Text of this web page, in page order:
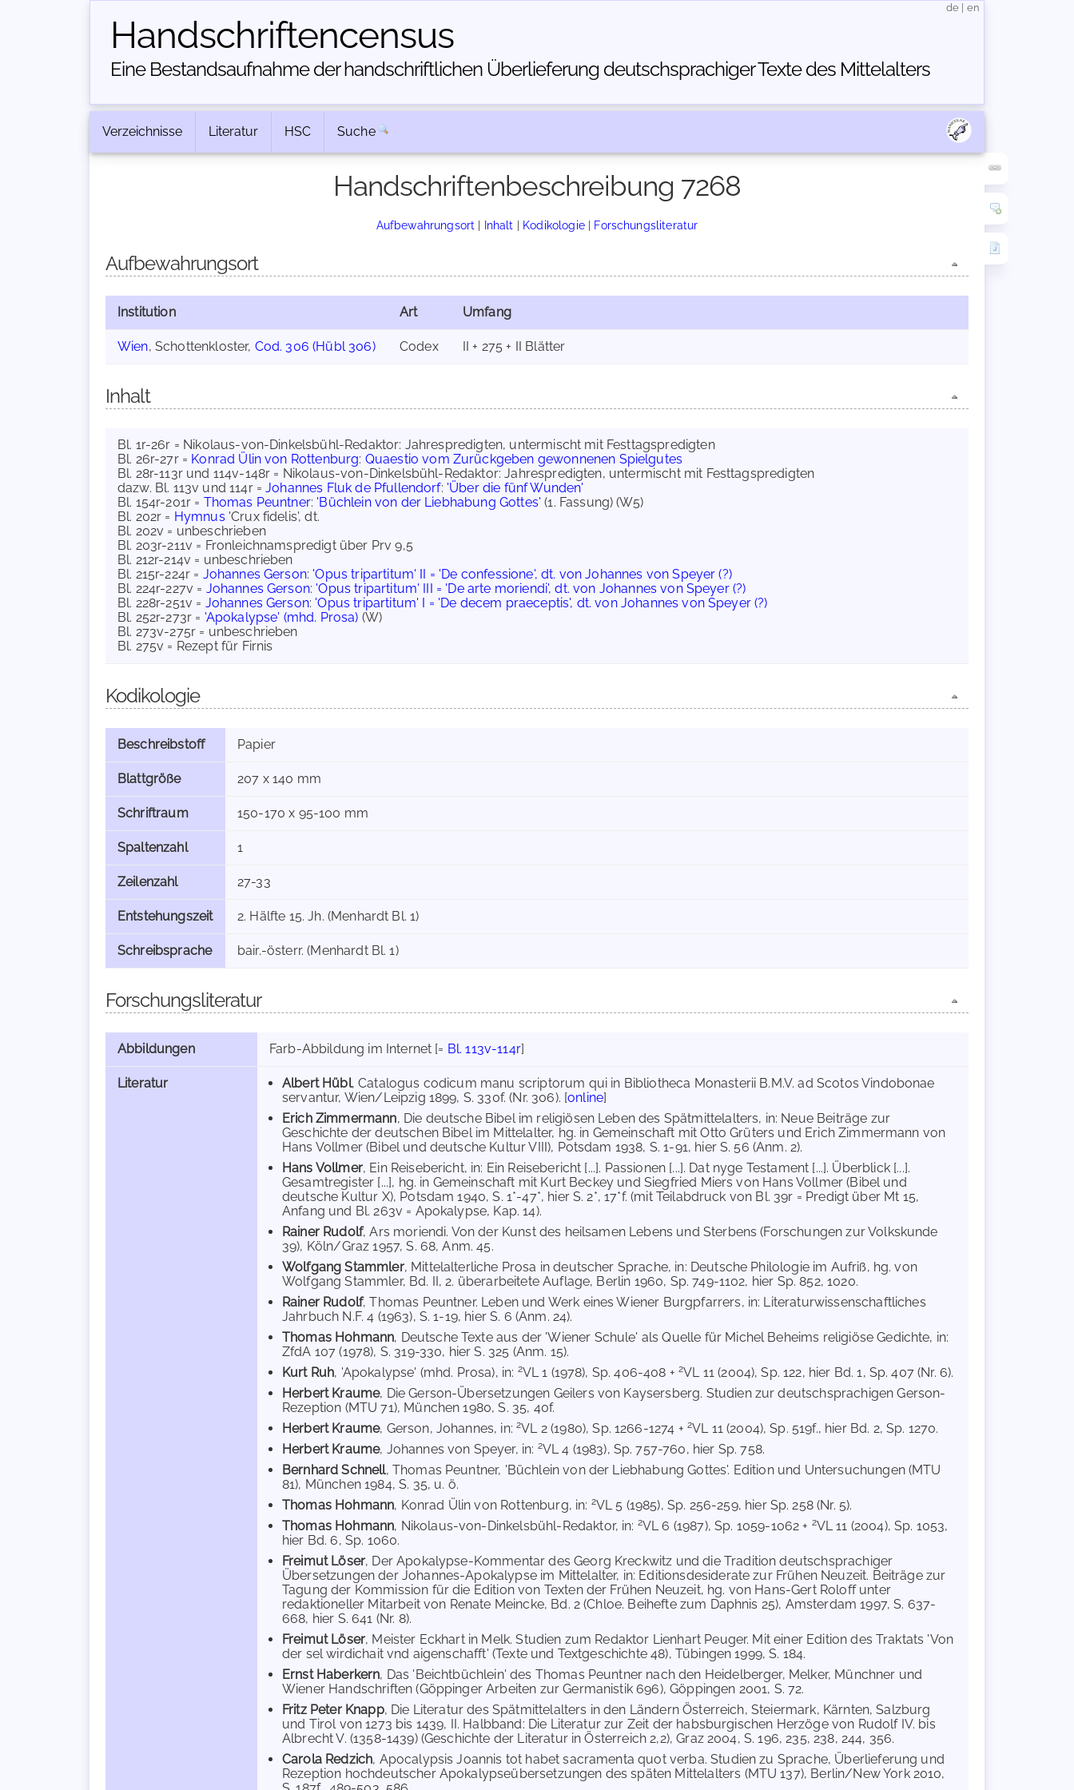
Handschriften­census
Eine Bestandsaufnahme der handschriftlichen Über­lieferung deutschsprachiger Texte des Mittelalters
de en
Verzeichnisse Literatur HSC Suche
Handschriftenbeschreibung 7268
Aufbewahrungsort | Inhalt | Kodikologie| Forschungsliteratur
Aufbewahrungsort
Institution Art Umfang
Wien, Schottenkloster, Cod. 306 (Hübl 306) Codex II + 275 + II Blätter
Inhalt
Bl. 1r-26r = Nikolaus-von-Dinkelsbühl-Redaktor: Jahrespredigten, untermischt mit Festtagspredigten
Bl. 26r-27r = Konrad Ülin von Rottenburg: Quaestio vom Zurückgeben gewonnenen Spielgutes
Bl. 28r-113r und 114v-148r = Nikolaus-von-Dinkelsbühl-Redaktor: Jahrespredigten, untermischt mit Festtagspredigten
dazw. Bl. 113v und 114r =Johannes Fluk de Pfullendorf: 'Über die fünf Wunden'
Bl. 154r-201r = Thomas Peuntner: 'Büchlein von der Liebhabung Gottes' (1. Fassung) (W5)
Bl. 202r = Hymnus 'Crux fidelis', dt.
Bl. 202v = unbeschrieben
Bl. 203r-211v = Fronleichnamspredigt über Prv 9,5
Bl. 212r-214v = unbeschrieben
Bl. 215r-224r = Johannes Gerson: 'Opus tripartitum' II = 'De confessione', dt. von Johannes von Speyer (?)
Bl. 224r-227v = Johannes Gerson: 'Opus tripartitum' III = 'De arte moriendi', dt. von Johannes von Speyer (?)
Bl. 228r-251v = Johannes Gerson: 'Opus tripartitum' I = 'De decem praeceptis', dt. von Johannes von Speyer (?)
Bl. 252r-273r = 'Apokalypse' (mhd. Prosa) (W)
Bl. 273v-275r = unbeschrieben
Bl. 275v = Rezept für Firnis
Kodikologie
Beschreibstoff Papier
Blattgröße 207 x 140 mm
Schriftraum 150-170 x 95-100 mm
Spaltenzahl 1
Zeilenzahl 27-33
Entstehungszeit 2. Hälfte 15. Jh. (Menhardt Bl. 1)
Schreibsprache bair.-österr. (Menhardt Bl. 1)
Forschungsliteratur
Abbildungen Farb-Abbildung im Internet [= Bl. 113v-114r]
Literatur Albert Hübl, Catalogus codicum manu scriptorum qui in Bibliotheca Monasterii B.M.V. ad Scotos Vindobonae
servantur, Wien/Leipzig 1899, S. 330f. (Nr. 306). [online]
Erich Zimmermann, Die deutsche Bibel im religiösen Leben des Spätmittelalters, in: Neue Beiträge zur
Geschichte der deutschen Bibel im Mittelalter, hg. in Gemeinschaft mit Otto Grüters und Erich Zimmermann von
Hans Vollmer (Bibel und deutsche Kultur VIII), Potsdam 1938, S. 1-91, hier S. 56 (Anm. 2).
Hans Vollmer, Ein Reisebericht, in: Ein Reisebericht [...]. Passionen [...]. Dat nyge Testament [...]. Überblick [...].
Gesamtregister [...], hg. in Gemeinschaft mit Kurt Beckey und Siegfried Miers von Hans Vollmer (Bibel und
deutsche Kultur X), Potsdam 1940, S. 1*-47*, hier S. 2*, 17*f. (mit Teilabdruck von Bl. 39r = Predigt über Mt 15,
Anfang und Bl. 263v = Apokalypse, Kap. 14).
Rainer Rudolf, Ars moriendi. Von der Kunst des heilsamen Lebens und Sterbens (Forschungen zur Volkskunde
39), Köln/Graz 1957, S. 68, Anm. 45.
Wolfgang Stammler, Mittelalterliche Prosa in deutscher Sprache, in: Deutsche Philologie im Aufriß, hg. von
Wolfgang Stammler, Bd. II, 2. überarbeitete Auflage, Berlin 1960, Sp. 749-1102, hier Sp. 852, 1020.
Rainer Rudolf, Thomas Peuntner. Leben und Werk eines Wiener Burgpfarrers, in: Literaturwissenschaftliches
Jahrbuch N.F. 4 (1963), S. 1-19, hier S. 6 (Anm. 24).
Thomas Hohmann, Deutsche Texte aus der 'Wiener Schule' als Quelle für Michel Beheims religiöse Gedichte, in:
ZfdA 107 (1978), S. 319-330, hier S. 325 (Anm. 15).
Kurt Ruh, 'Apokalypse' (mhd. Prosa), in: 2VL 1 (1978), Sp. 406-408 +2VL 11 (2004), Sp. 122, hier Bd. 1, Sp. 407 (Nr. 6).
Herbert Kraume, Die Gerson-Übersetzungen Geilers von Kaysersberg. Studien zur deutschsprachigen Gerson-
Rezeption (MTU 71), München 1980, S. 35, 40f.
Herbert Kraume, Gerson, Johannes, in:2VL 2 (1980), Sp. 1266-1274 + 2VL 11 (2004), Sp. 519f., hier Bd. 2, Sp. 1270.
Herbert Kraume, Johannes von Speyer, in: 2VL 4 (1983), Sp. 757-760, hier Sp. 758.
Bernhard Schnell, Thomas Peuntner, 'Büchlein von der Liebhabung Gottes'. Edition und Untersuchungen (MTU
81), München 1984, S. 35, u. ö.
Thomas Hohmann, Konrad Ülin von Rottenburg, in: 2VL 5 (1985), Sp. 256-259, hier Sp. 258 (Nr. 5).
Thomas Hohmann, Nikolaus-von-Dinkelsbühl-Redaktor, in: 2VL 6 (1987), Sp. 1059-1062 + 2VL 11 (2004), Sp. 1053,
hier Bd. 6, Sp. 1060.
Freimut Löser, Der Apokalypse-Kommentar des Georg Kreckwitz und die Tradition deutschsprachiger
Übersetzungen der Johannes-Apokalypse im Mittelalter, in: Editionsdesiderate zur Frühen Neuzeit. Beiträge zur
Tagung der Kommission für die Edition von Texten der Frühen Neuzeit, hg. von Hans-Gert Roloff unter
redaktioneller Mitarbeit von Renate Meincke, Bd. 2 (Chloe. Beihefte zum Daphnis 25), Amsterdam 1997, S. 637-
668, hier S. 641 (Nr. 8).
Freimut Löser, Meister Eckhart in Melk. Studien zum Redaktor Lienhart Peuger. Mit einer Edition des Traktats 'Von
der sel wirdichait vnd aigenschafft' (Texte und Textgeschichte 48), Tübingen 1999, S. 184.
Ernst Haberkern, Das 'Beichtbüchlein' des Thomas Peuntner nach den Heidelberger, Melker, Münchner und
Wiener Handschriften (Göppinger Arbeiten zur Germanistik 696), Göppingen 2001, S. 72.
Fritz Peter Knapp, Die Literatur des Spätmittelalters in den Ländern Österreich, Steiermark, Kärnten, Salzburg
und Tirol von 1273 bis 1439, II. Halbband: Die Literatur zur Zeit der habsburgischen Herzöge von Rudolf IV. bis
Albrecht V. (1358-1439) (Geschichte der Literatur in Österreich 2,2), Graz 2004, S. 196, 235, 238, 244, 356.
Carola Redzich, Apocalypsis Joannis tot habet sacramenta quot verba. Studien zu Sprache, Überlieferung und
Rezeption hochdeutscher Apokalypseübersetzungen des späten Mittelalters (MTU 137), Berlin/New York 2010,